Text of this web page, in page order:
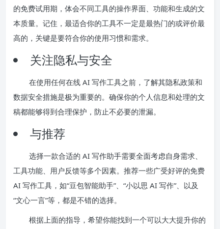
的免费试用期，体会不同工具的操作界面、功能和生成的文
本质量。记住，最适合你的工具不一定是最热门的或评价最
高的，关键是要符合你的使用习惯和需求。
关注隐私与安全
在使用任何在线 AI 写作工具之前，了解其隐私政策和
数据安全措施是极为重要的。确保你的个人信息和处理的文
稿都能够得到合理保护，防止不必要的泄漏。
与推荐
选择一款合适的 AI 写作助手需要全面考虑自身需求、
工具功能、用户反馈等多个因素。推荐一些广受好评的免费
AI 写作工具，如“豆包智能助手”、“小以思 AI 写作”、以及
“文心一言”等，都是不错的选择。
根据上面的指导，希望你能找到一个可以大大提升你的